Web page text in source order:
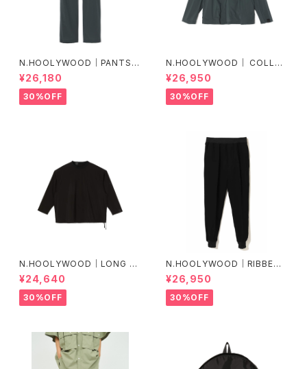
N.HOOLYWOOD｜PANTS｜
2251-PT23-005 peg
¥26,180
30%OFF
N.HOOLYWOOD｜ COLLAR
LESS BLOUSON｜2251-BL0
9-005
¥26,950
30%OFF
N.HOOLYWOOD｜LONG SL
EEVE T-SHIRT ｜2251-CS1
4-005 peg
¥24,640
30%OFF
N.HOOLYWOOD｜RIBBED P
ANTS ｜2241-CP05-098 p
eg
¥26,950
30%OFF